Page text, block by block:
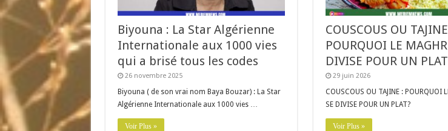
Biyouna : La Star Algérienne
Internationale aux 1000 vies
qui a brisé tous les codes
26 novembre 2025
Biyouna ( de son vrai nom Baya Bouzar) : La Star
Algérienne Internationale aux 1000 vies …
Voir Plus »
COUSCOUS OU
POURQUOI LE
DIVISE POUR UN
29 juin 2026
COUSCOUS OU TAJINE : POURQUOI
SE DIVISE POUR UN PLAT?
Voir Plus »